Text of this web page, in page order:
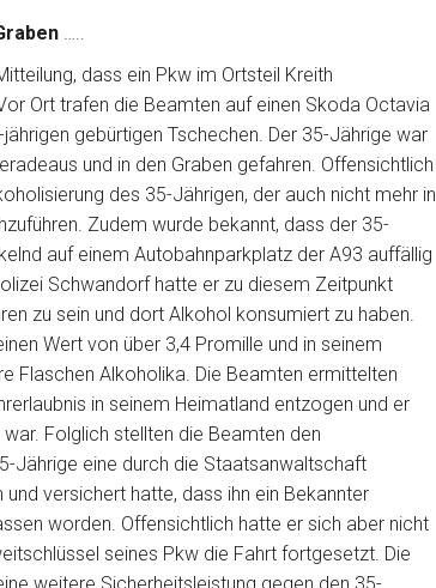
…..
dass ein Pkw im Ortsteil Kreith
Ort trafen die Beamten auf einen Skoda Octavia
gebürtigen Tschechen. Der 35-Jährige war
und in den Graben gefahren. Offensichtlich
des 35-Jährigen, der auch nicht mehr in
Zudem wurde bekannt, dass der 35-
auf einem Autobahnparkplatz der A93 auffällig
Schwandorf hatte er zu diesem Zeitpunkt
zu sein und dort Alkohol konsumiert zu haben.
Wert von über 3,4 Promille und in seinem
Flaschen Alkoholika. Die Beamten ermittelten
in seinem Heimatland entzogen und er
Folglich stellten die Beamten den
Jährige eine durch die Staatsanwaltschaft
versichert hatte, dass ihn ein Bekannter
worden. Offensichtlich hatte er sich aber nicht
seines Pkw die Fahrt fortgesetzt. Die